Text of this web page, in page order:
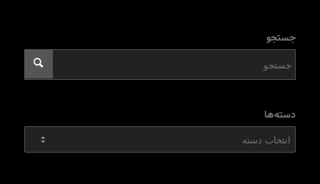
جستجو
دسته‌ها